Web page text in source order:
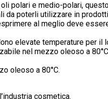
polari e medio-polari,
poterli utilizzare in
al meglio deve
elevate temperature per il
nel mezzo oleoso a
oleoso a 80°C.
cosmetica.